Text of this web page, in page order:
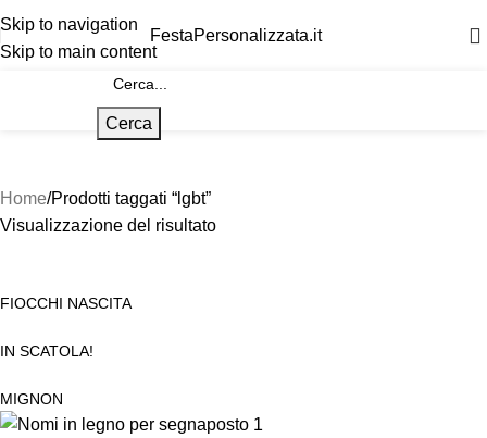
Skip to navigation
Skip to main content
FestaPersonalizzata.it
Cerca
Home Prodotti taggati “lgbt”
Visualizzazione del risultato
FIOCCHI NASCITA
IN SCATOLA!
MIGNON